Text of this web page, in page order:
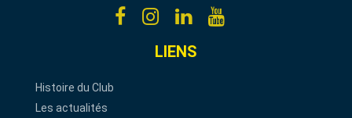
LIENS
Histoire du Club
Les actualités